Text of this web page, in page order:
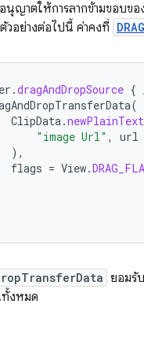
นุญาตให้การลากข้ามขอบข
วอย่างต่อไปนี้ ค่าคงที่
.dragAndDropSource {
(
ClipData.newPlainText
"image Url" ,
url
),
flags = View.
ยอมรั
งหมด